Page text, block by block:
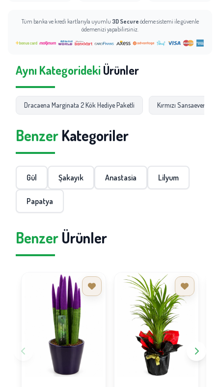
Tüm banka ve kredi kartlarıyla uyumlu 3D Secure ödeme sistemi ile güvenle
ödemenizi yapabilirsiniz.
Aynı Kategorideki Ürünler
Dracaena Marginata 2 Kök Hediye Paketli Kırmızı Sansaeveria
Benzer Kategoriler
Gül Şakayık Anastasia Lilyum
Papatya
Benzer Ürünler